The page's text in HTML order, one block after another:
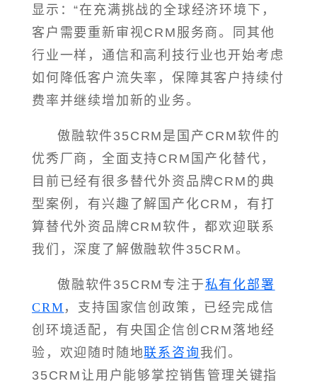
显示：“在充满挑战的全球经济环境下，
客户需要重新审视CRM服务商。同其他
行业一样，通信和高利技行业也开始考虑
如何降低客户流失率，保障其客户持续付
费率并继续增加新的业务。
傲融软件35CRM是国产CRM软件的
优秀厂商，全面支持CRM国产化替代，
目前已经有很多替代外资品牌CRM的典
型案例，有兴趣了解国产化CRM，有打
算替代外资品牌CRM软件，都欢迎联系
我们，深度了解傲融软件35CRM。
傲融软件35CRM专注于私有化部署
CRM ，支持国家信创政策，已经完成信
创环境适配，有央国企信创CRM落地经
验，欢迎随时随地联系咨询 我们。
35CRM让用户能够掌控销售管理关键指